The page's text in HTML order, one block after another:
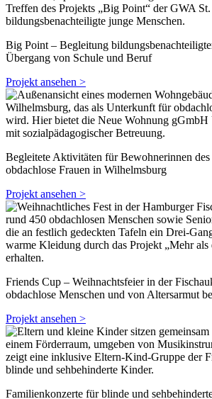
Big Point – Begleitung
Übergang von Schule und Beruf
Projekt ansehen >
Begleitete Aktivitäten für Bewohnerinnen
obdachlose Frauen in Wilhelmsburg
Projekt ansehen >
Friends Cup – Weihnachtsfeier in der
obdachlose Menschen und von Altersarmut
Projekt ansehen >
Familienkonzerte für blinde und